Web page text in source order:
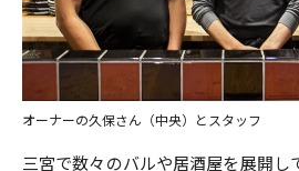
オーナーの久保さん（中央）とスタッフ
三宮で数々のバルや居酒屋を展開し